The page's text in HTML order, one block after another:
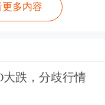
更多内容
大跌，分歧行情